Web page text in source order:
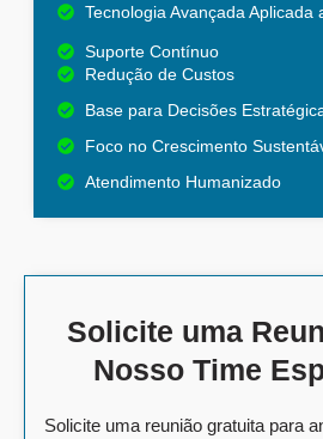
Tecnologia Avançada Aplicada
Suporte Contínuo
Redução de Custos
Base para Decisões
Foco no Crescimento
Atendimento Humanizado
Solicite uma
Nosso Time
Solicite uma reunião gratuita para